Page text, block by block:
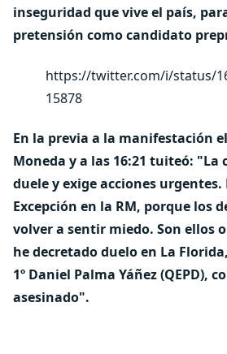
inseguridad que vive el país,
pretensión como candidato
https://twitter.com/i/status/
15878
En la previa a la manifestación
Moneda y a las 16:21 tuiteó: "La
duele y exige acciones urgentes.
Excepción en la RM, porque los
volver a sentir miedo. Son ellos
he decretado duelo en La
1º Daniel Palma Yáñez (QEPD),
asesinado".